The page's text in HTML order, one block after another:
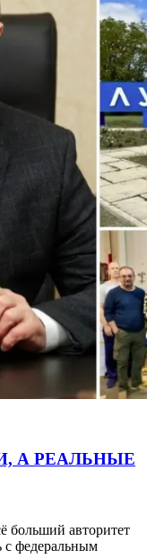
А РЕАЛЬНЫЕ
больший авторитет
с федеральным